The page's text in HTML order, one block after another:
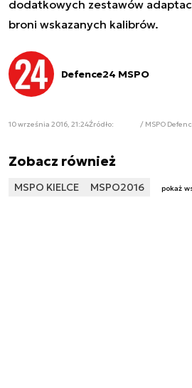
dodatkowych zestawów
broni wskazanych kalibrów.
Defence24 MSPO
10 września 2016, 21:24Źródło: / MSPO
Zobacz również
MSPO KIELCE MSPO2016 pokaż